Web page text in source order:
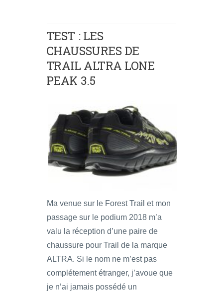
TEST : LES
CHAUSSURES DE
TRAIL ALTRA LONE
PEAK 3.5
Ma venue sur le Forest Trail et mon
passage sur le podium 2018 m’a
valu la réception d’une paire de
chaussure pour Trail de la marque
ALTRA. Si le nom ne m’est pas
complétement étranger, j’avoue que
je n’ai jamais possédé un